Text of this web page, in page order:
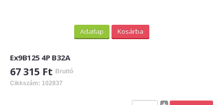
Adatlap Kosárba
Ex9B125 4P B32A
67 315 Ft Bruttó
Cikkszám: 102837